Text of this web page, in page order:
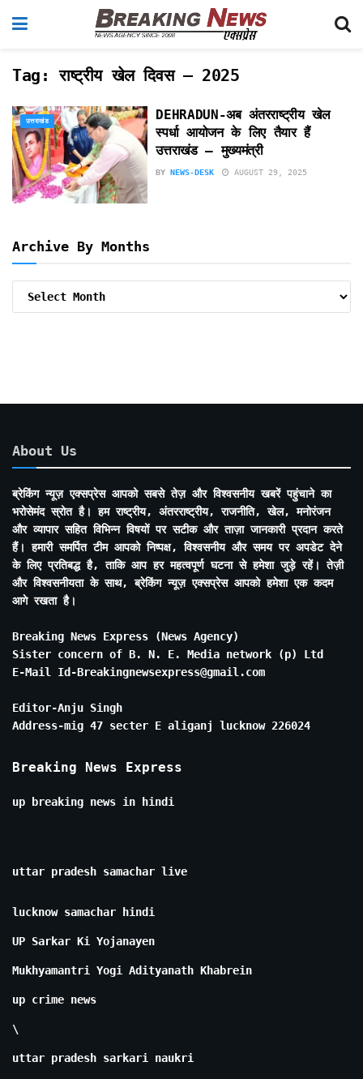
Tag:राष्ट्रीय खेल दिवस – 2025
उत्तराखंड
DEHRADUN-अब अंतरराष्ट्रीय खेल
स्पर्धा आयोजन के लिए तैयार हैं
उत्तराखंड – मुख्यमंत्री
BY NEWS-DESK AUGUST 29, 2025
Archive By Months
About Us
ब्रेकिंग न्यूज़ एक्सप्रेस आपको सबसे तेज़ और विश्वसनीय खबरें पहुंचाने का
भरोसेमंद स्रोत है। हम राष्ट्रीय, अंतरराष्ट्रीय, राजनीति, खेल, मनोरंजन
और व्यापार सहित विभिन्न विषयों पर सटीक और ताज़ा जानकारी प्रदान करते
हैं। हमारी समर्पित टीम आपको निष्पक्ष, विश्वसनीय और समय पर अपडेट देने
के लिए प्रतिबद्ध है, ताकि आप हर महत्वपूर्ण घटना से हमेशा जुड़े रहें। तेज़ी
और विश्वसनीयता के साथ, ब्रेकिंग न्यूज़ एक्सप्रेस आपको हमेशा एक कदम
आगे रखता है।
Breaking News Express (News Agency)
Sister concern of B. N. E. Media network (p) Ltd
E-Mail Id-Breakingnewsexpress@gmail.com
Editor-Anju Singh
Address-mig 47 secter E aliganj lucknow 226024
Breaking News Express
up breaking news in hindi
uttar pradesh samachar live
lucknow samachar hindi
UP Sarkar Ki Yojanayen
Mukhyamantri Yogi Adityanath Khabrein
up crime news
\
uttar pradesh sarkari naukri